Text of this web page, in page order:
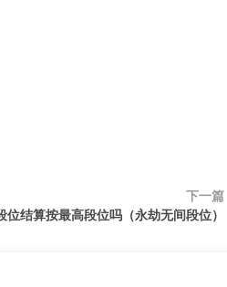
下一篇
位结算按最高段位吗（永劫无间段位）